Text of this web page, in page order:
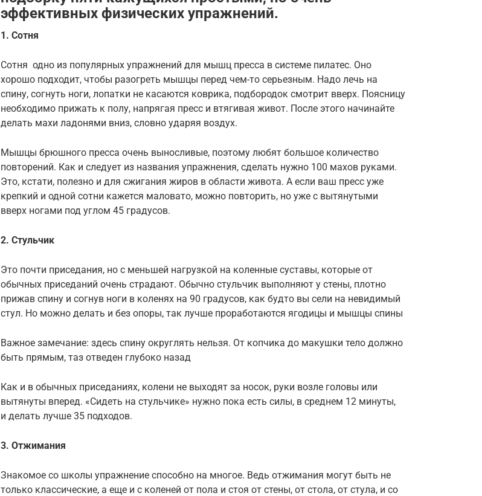
эффективных физических упражнений.
1. Сотня
Сотня одно из популярных упражнений для мышц пресса в системе пилатес. Оно
хорошо подходит, чтобы разогреть мышцы перед чем-то серьезным. Надо лечь на
спину, согнуть ноги, лопатки не касаются коврика, подбородок смотрит вверх. Поясницу
необходимо прижать к полу, напрягая пресс и втягивая живот. После этого начинайте
делать махи ладонями вниз, словно ударяя воздух.
Мышцы брюшного пресса очень выносливые, поэтому любят большое количество
повторений. Как и следует из названия упражнения, сделать нужно 100 махов руками.
Это, кстати, полезно и для сжигания жиров в области живота. А если ваш пресс уже
крепкий и одной сотни кажется маловато, можно повторить, но уже с вытянутыми
вверх ногами под углом 45 градусов.
2. Стульчик
Это почти приседания, но с меньшей нагрузкой на коленные суставы, которые от
обычных приседаний очень страдают. Обычно стульчик выполняют у стены, плотно
прижав спину и согнув ноги в коленях на 90 градусов, как будто вы сели на невидимый
стул. Но можно делать и без опоры, так лучше проработаются ягодицы и мышцы спины
Важное замечание: здесь спину округлять нельзя. От копчика до макушки тело должно
быть прямым, таз отведен глубоко назад
Как и в обычных приседаниях, колени не выходят за носок, руки возле головы или
вытянуты вперед. «Сидеть на стульчике» нужно пока есть силы, в среднем 12 минуты,
и делать лучше 35 подходов.
3. Отжимания
Знакомое со школы упражнение способно на многое. Ведь отжимания могут быть не
только классические, а еще и с коленей от пола и стоя от стены, от стола, от стула, и со